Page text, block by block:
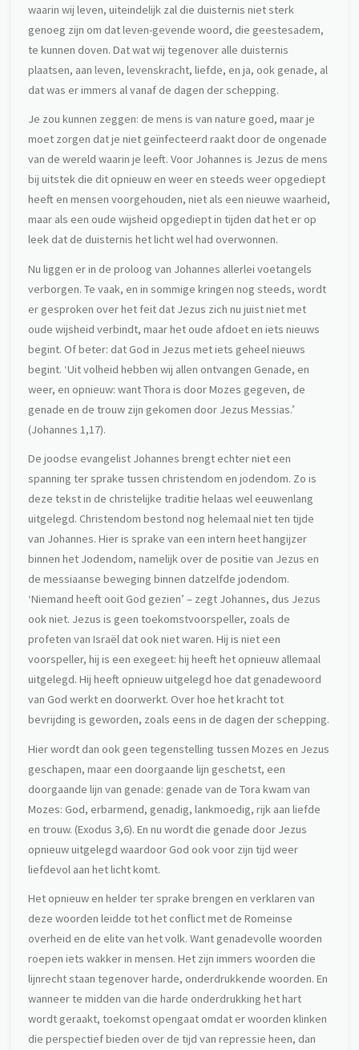
waarin wij leven, uiteindelijk zal die duisternis niet sterk
genoeg zijn om dat leven-gevende woord, die geestesadem,
te kunnen doven. Dat wat wij tegenover alle duisternis
plaatsen, aan leven, levenskracht, liefde, en ja, ook genade, al
dat was er immers al vanaf de dagen der schepping.
Je zou kunnen zeggen: de mens is van nature goed, maar je
moet zorgen dat je niet geïnfecteerd raakt door de ongenade
van de wereld waarin je leeft. Voor Johannes is Jezus de mens
bij uitstek die dit opnieuw en weer en steeds weer opgediept
heeft en mensen voorgehouden, niet als een nieuwe waarheid,
maar als een oude wijsheid opgediept in tijden dat het er op
leek dat de duisternis het licht wel had overwonnen.
Nu liggen er in de proloog van Johannes allerlei voetangels
verborgen. Te vaak, en in sommige kringen nog steeds, wordt
er gesproken over het feit dat Jezus zich nu juist niet met
oude wijsheid verbindt, maar het oude afdoet en iets nieuws
begint. Of beter: dat God in Jezus met iets geheel nieuws
begint. ‘Uit volheid hebben wij allen ontvangen Genade, en
weer, en opnieuw: want Thora is door Mozes gegeven, de
genade en de trouw zijn gekomen door Jezus Messias.’
(Johannes 1,17).
De joodse evangelist Johannes brengt echter niet een
spanning ter sprake tussen christendom en jodendom. Zo is
deze tekst in de christelijke traditie helaas wel eeuwenlang
uitgelegd. Christendom bestond nog helemaal niet ten tijde
van Johannes. Hier is sprake van een intern heet hangijzer
binnen het Jodendom, namelijk over de positie van Jezus en
de messiaanse beweging binnen datzelfde jodendom.
‘Niemand heeft ooit God gezien’ – zegt Johannes, dus Jezus
ook niet. Jezus is geen toekomstvoorspeller, zoals de
profeten van Israël dat ook niet waren. Hij is niet een
voorspeller, hij is een exegeet: hij heeft het opnieuw allemaal
uitgelegd. Hij heeft opnieuw uitgelegd hoe dat genadewoord
van God werkt en doorwerkt. Over hoe het kracht tot
bevrijding is geworden, zoals eens in de dagen der schepping.
Hier wordt dan ook geen tegenstelling tussen Mozes en Jezus
geschapen, maar een doorgaande lijn geschetst, een
doorgaande lijn van genade: genade van de Tora kwam van
Mozes: God, erbarmend, genadig, lankmoedig, rijk aan liefde
en trouw. (Exodus 3,6). En nu wordt die genade door Jezus
opnieuw uitgelegd waardoor God ook voor zijn tijd weer
liefdevol aan het licht komt.
Het opnieuw en helder ter sprake brengen en verklaren van
deze woorden leidde tot het conflict met de Romeinse
overheid en de elite van het volk. Want genadevolle woorden
roepen iets wakker in mensen. Het zijn immers woorden die
lijnrecht staan tegenover harde, onderdrukkende woorden. En
wanneer te midden van die harde onderdrukking het hart
wordt geraakt, toekomst opengaat omdat er woorden klinken
die perspectief bieden over de tijd van repressie heen, dan